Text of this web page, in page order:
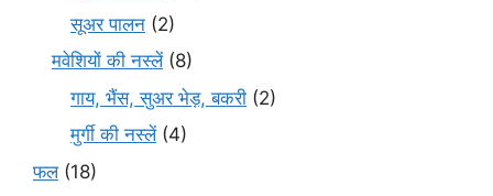
सूअर पालन (2)
मवेशियों की नस्लें(8)
गाय, भैंस, सुअर भेड़, बकरी (2)
मुर्गी की नस्लें(4)
फल(18)